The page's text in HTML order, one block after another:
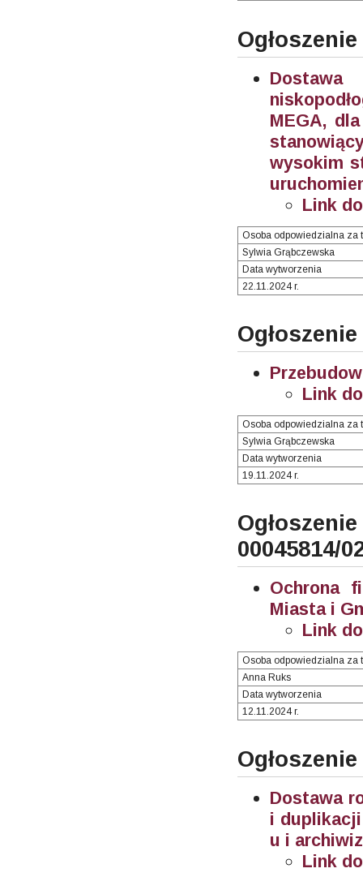
MEGA,
wysokim
Link
Osoba odpowiedzialna za
Sylwia Grąbczewska
Data wytworzenia
22.11.2024 r.
Link
Osoba odpowiedzialna za
Sylwia Grąbczewska
Data wytworzenia
19.11.2024 r.
00045814/
Ochrona
Miasta i
Link
Osoba odpowiedzialna za
Anna Ruks
Data wytworzenia
12.11.2024 r.
Dostawa
i
u i
Link